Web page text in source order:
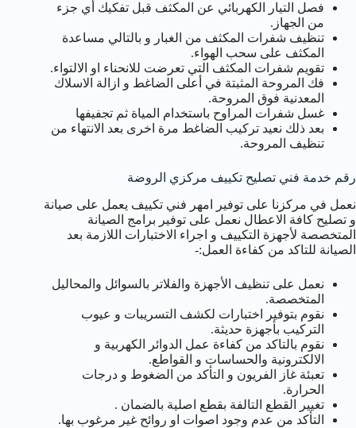
فصل التيار الكهربائي عن المكثف قبل تفكيك أي جزء
من الجهاز.
تنظيف شفرات المكثف من الغبار و بالتالي مساعدة
المكثف على سحب الهواء.
تقويم شفرات المكثف التي تعرضت للانحناء او الالتواء.
فك المروحة المثبتة في أعلى الضاغط و ازالة الاسلاك
المعدنية فوق المروحة.
غسل شفرات المراوح باستخدام المياة ثم تجفيفها
بعد ذلك نعيد تركيب الضاغط مرة اخرى بعد الانتهاء من
تنظيف المروحة.
رقم خدمة فني تصليح تكييف مركزي الروضة
نعمل في مركزنا على توفير امهر فني تكييف يعمل على صيانة
و تصليح كافة الاعطال نعمل على توفير برامج الصيانة
المتخصصة لأجهزة التكييف و اجراء الاختبارات اللازمة بعد
الصيانة للتاكد من كفاءة العمل:-
نعمل على تنظيف الأجهزة والفلاتر بالسوائل والمحاليل
المتخصصة.
نقوم بتوفير اختبارات لكشف التسريبات و عيوب
التركيب بأجهزة حديثة.
نقوم بالتاكد من كفاءة عمل الدوائر الكهربية و
الالكترونية والحساسات و القواطع.
تعبئة غاز الفريون و التأكد من الضغوط و درجات
الحرارة.
تغيير القطع التالفة بقطع اصلية بالضمان .
التأكد من عدم وجود اصوات او روائح غير مرغوب بها.